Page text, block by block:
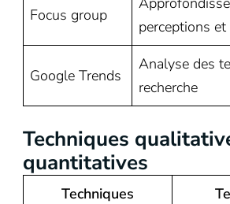
Focus group
perceptions
Google Trends
Analyse des
recherche
Techniques
quantitatives
Techniques